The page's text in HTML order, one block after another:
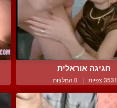
חגיגה אוראלית
3531 צפיות | 0 המלצות